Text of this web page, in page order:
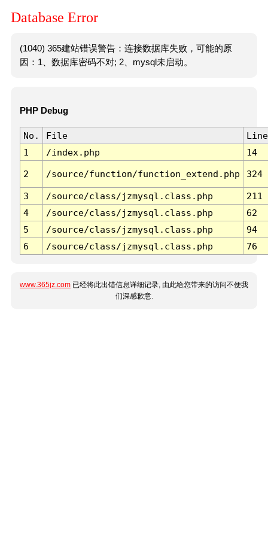
Database Error
(1040) 365建站错误警告：连接数据库失败，可能的原
因：1、数据库密码不对; 2、mysql未启动。
PHP Debug
No. File
Line
1
/index.php 14
2 /source/function/function_extend.php 324
3 /source/class/jzmysql.class.php
211
4
/source/class/jzmysql.class.php
62
5
/source/class/jzmysql.class.php
94
6
/source/class/jzmysql.class.php 76
www.365jz.com 已经将此出错信息详细记录, 由此给您带来的访问不便我
们深感歉意.